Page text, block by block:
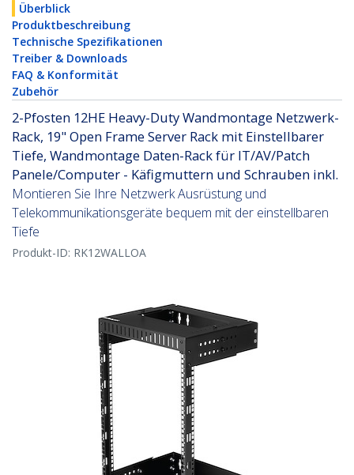
Überblick
Produktbeschreibung
Technische Spezifikationen
Treiber & Downloads
FAQ & Konformität
Zubehör
2-Pfosten 12HE Heavy-Duty Wandmontage Netzwerk-
Rack, 19" Open Frame Server Rack mit Einstellbarer
Tiefe, Wandmontage Daten-Rack für IT/AV/Patch
Panele/Computer - Käfigmuttern und Schrauben inkl.
Montieren Sie Ihre Netzwerk Ausrüstung und
Telekommunikationsgeräte bequem mit der einstellbaren
Tiefe
Produkt-ID: RK12WALLOA